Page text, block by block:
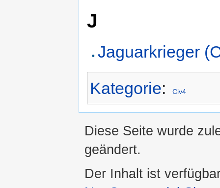
J
Jaguarkrieger
Kategorie: Civ4
Diese Seite wurde
geändert.
Der Inhalt ist